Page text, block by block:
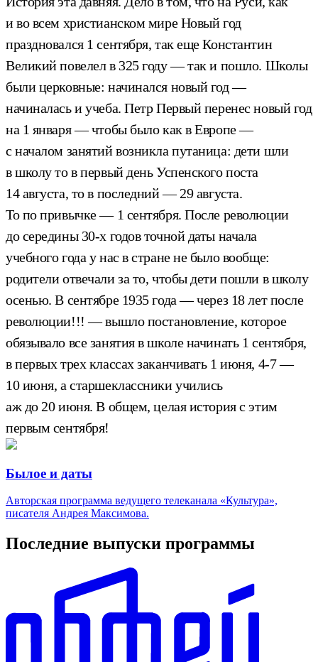
и во всем христианском мире Новый год
праздновался 1 сентября, так еще Константин
Великий повелел в 325 году — так и пошло. Школы
были церковные: начинался новый год —
начиналась и учеба. Петр Первый перенес новый год
на 1 января — чтобы было как в Европе —
с началом занятий возникла путаница: дети шли
в школу то в первый день Успенского поста
14 августа, то в последний — 29 августа.
То по привычке — 1 сентября. После революции
до середины 30-х годов точной даты начала
учебного года у нас в стране не было вообще:
родители отвечали за то, чтобы дети пошли в школу
осенью. В сентябре 1935 года — через 18 лет после
революции!!! — вышло постановление, которое
обязывало все занятия в школе начинать 1 сентября,
в первых трех классах заканчивать 1 июня, 4-7 —
10 июня, а старшеклассники учились
аж до 20 июня. В общем, целая история с этим
первым сентября!
Былое и даты
Авторская программа ведущего телеканала «Культура»,
писателя Андрея Максимова.
Последние выпуски программы